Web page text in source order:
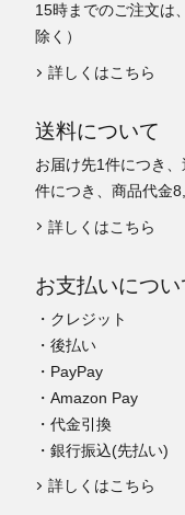
15時までのご注文は
除く）
詳しくはこちら
送料について
お届け先1件につき
件につき、商品代金
詳しくはこちら
お支払いについ
・クレジット
・後払い
・PayPay
・Amazon Pay
・代金引換
・銀行振込(先払い)
詳しくはこちら